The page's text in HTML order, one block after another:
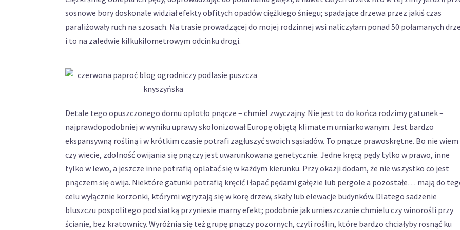
sosnowe bory doskonale widział efekty obfitych opadów ciężkiego śniegu; spadające drzewa przez jakiś czas
paraliżowały ruch na szosach. Na trasie prowadzącej do mojej rodzinnej wsi naliczyłam ponad 50 połamanych
i to na zaledwie kilkukilometrowym odcinku drogi.
Detale tego opuszczonego domu oplotło pnącze – chmiel zwyczajny. Nie jest to do końca rodzimy gatunek –
najprawdopodobniej w wyniku uprawy skolonizował Europę objętą klimatem umiarkowanym. Jest bardzo
ekspansywną rośliną i w krótkim czasie potrafi zagłuszyć swoich sąsiadów. To pnącze prawoskrętne. Bo nie wiem
czy wiecie, zdolność owijania się pnączy jest uwarunkowana genetycznie. Jedne kręcą pędy tylko w prawo, inne
tylko w lewo, a jeszcze inne potrafią oplatać się w każdym kierunku. Przy okazji dodam, że nie wszystko co jest
pnączem się owija. Niektóre gatunki potrafią kręcić i łapać pędami gałęzie lub pergole a pozostałe… mają do
celu wyłącznie korzonki, którymi wgryzają się w korę drzew, skały lub elewacje budynków. Dlatego sadzenie
bluszczu pospolitego pod siatką przyniesie marny efekt; podobnie jak umieszczanie chmielu czy winorośli przy
ścianie, bez kratownicy. Wyróżnia się też grupę pnączy pozornych, czyli roślin, które bardzo chciałyby rosnąć ku